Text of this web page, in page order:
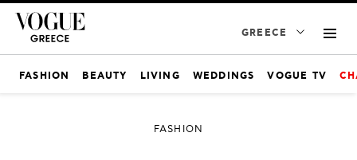
GREECE
FASHION BEAUTY LIVING WEDDINGS VOGUE TV
FASHION